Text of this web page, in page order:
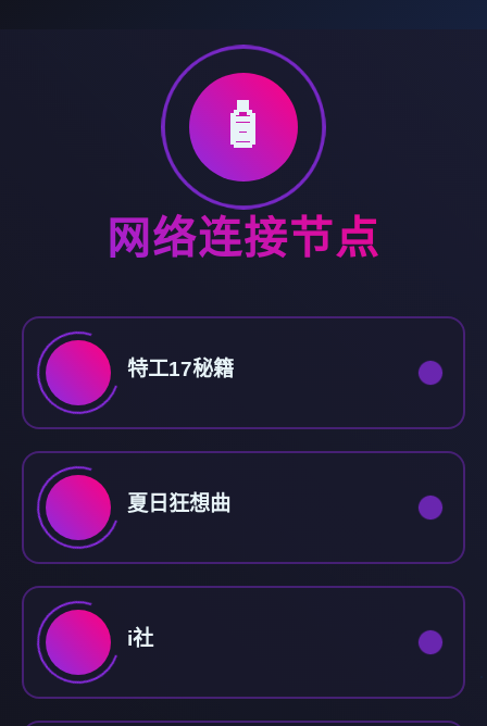
🧴
网络连接节点
特工17秘籍
夏日狂想曲
i社